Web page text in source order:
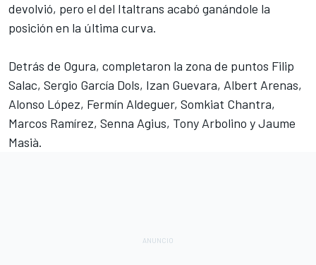
devolvió, pero el del Italtrans acabó ganándole la
posición en la última curva.
Detrás de Ogura, completaron la zona de puntos Filip
Salac, Sergio García Dols, Izan Guevara, Albert Arenas,
Alonso López, Fermín Aldeguer, Somkiat Chantra,
Marcos Ramírez, Senna Agius, Tony Arbolino y Jaume
Masià.